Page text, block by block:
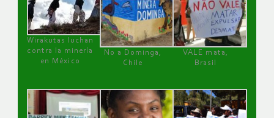
Wirakutas luchan
contra la minería
en México
No a Dominga,
Chile
VALE mata,
Brasil